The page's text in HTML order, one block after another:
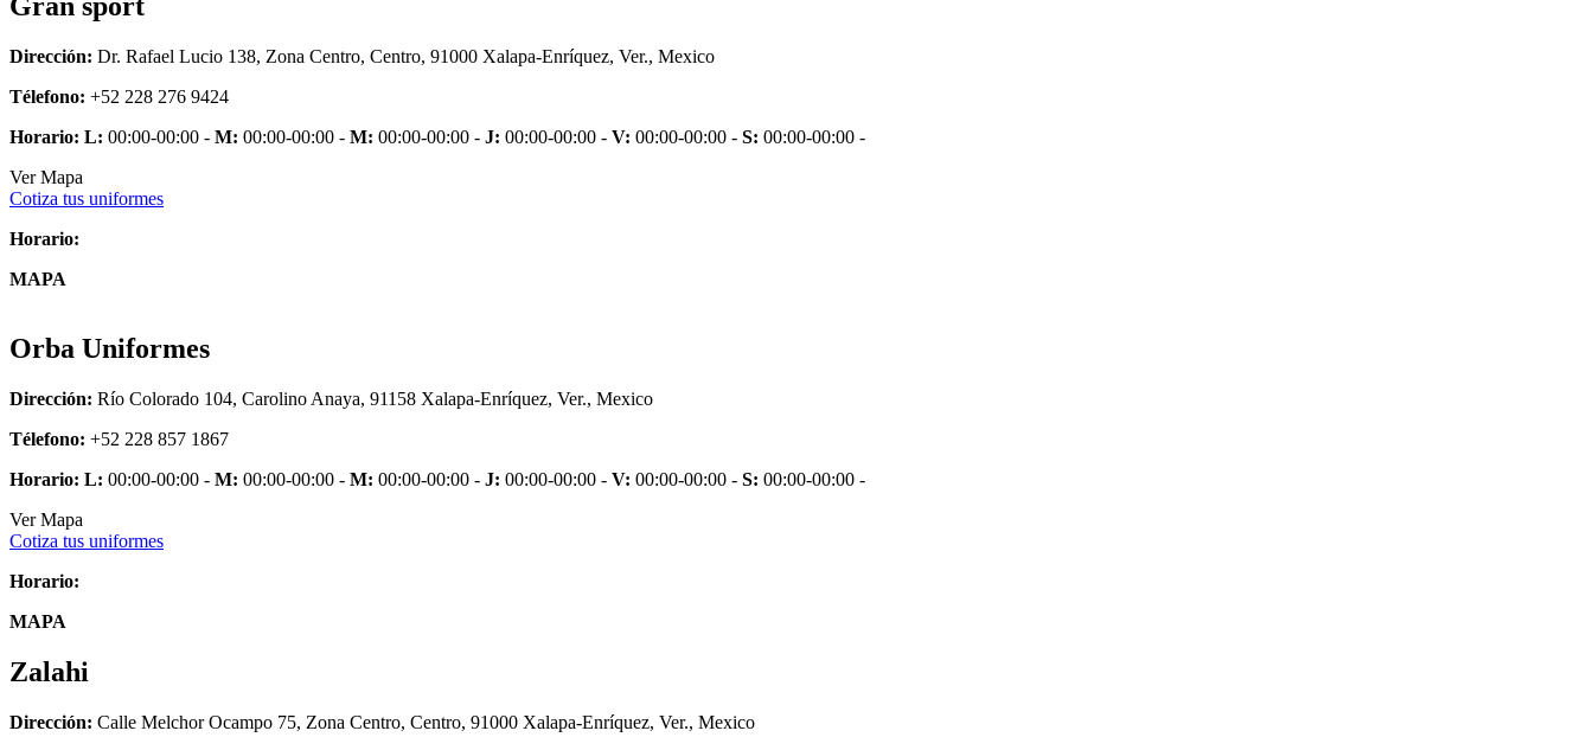
Gran sport
Dirección: Dr. Rafael Lucio 138, Zona Centro, Centro, 91000 Xalapa-Enríquez, Ver., Mexico
Télefono: +52 228 276 9424
Horario: L: 00:00-00:00 - M: 00:00-00:00 - M: 00:00-00:00 - J: 00:00-00:00 - V: 00:00-00:00 - S: 00:00-00:00 -
Ver Mapa
Cotiza tus uniformes
Horario:
MAPA
Orba Uniformes
Dirección: Río Colorado 104, Carolino Anaya, 91158 Xalapa-Enríquez, Ver., Mexico
Télefono: +52 228 857 1867
Horario: L: 00:00-00:00 - M: 00:00-00:00 - M: 00:00-00:00 - J: 00:00-00:00 - V: 00:00-00:00 - S: 00:00-00:00 -
Ver Mapa
Cotiza tus uniformes
Horario:
MAPA
Zalahi
Dirección: Calle Melchor Ocampo 75, Zona Centro, Centro, 91000 Xalapa-Enríquez, Ver., Mexico